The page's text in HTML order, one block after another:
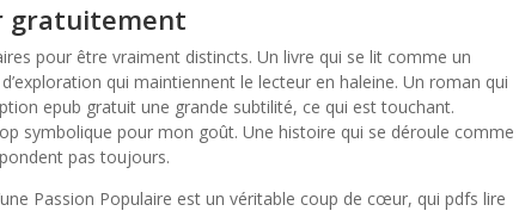
gratuitement
pour être vraiment distincts. Un livre qui se lit comme un
qui maintiennent le lecteur en haleine. Un roman qui
epub gratuit une grande subtilité, ce qui est touchant.
symbolique pour mon goût. Une histoire qui se déroule comme
pas toujours.
Passion Populaire est un véritable coup de cœur, qui pdfs lire